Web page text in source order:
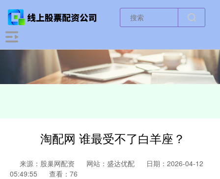
淘配网 谁最受不了白羊座？
来源：股巢网配资 网站：盛达优配
日期：2026-04-12
05:49:55
查看：76